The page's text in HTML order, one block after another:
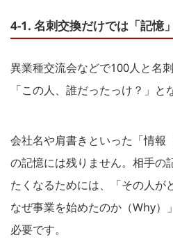
4-1. 名刺交換だけでは「記憶
異業種交流会などで100人と名
「この人、誰だったっけ？」と
会社名や肩書きといった「情報
の記憶には残りません。相手の
たくなるためには、「その人が
なぜ事業を始めたのか（Why）
必要です。